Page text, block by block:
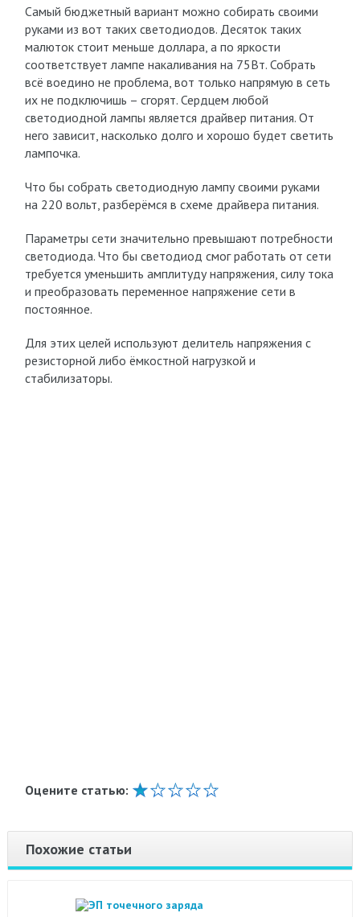
Самый бюджетный вариант можно собирать своими
руками из вот таких светодиодов. Десяток таких
малюток стоит меньше доллара, а по яркости
соответствует лампе накаливания на 75Вт. Собрать
всё воедино не проблема, вот только напрямую в сеть
их не подключишь – сгорят. Сердцем любой
светодиодной лампы является драйвер питания. От
него зависит, насколько долго и хорошо будет светить
лампочка.
Что бы собрать светодиодную лампу своими руками
на 220 вольт, разберёмся в схеме драйвера питания.
Параметры сети значительно превышают потребности
светодиода. Что бы светодиод смог работать от сети
требуется уменьшить амплитуду напряжения, силу тока
и преобразовать переменное напряжение сети в
постоянное.
Для этих целей используют делитель напряжения с
резисторной либо ёмкостной нагрузкой и
стабилизаторы.
Оцените статью:
Похожие статьи